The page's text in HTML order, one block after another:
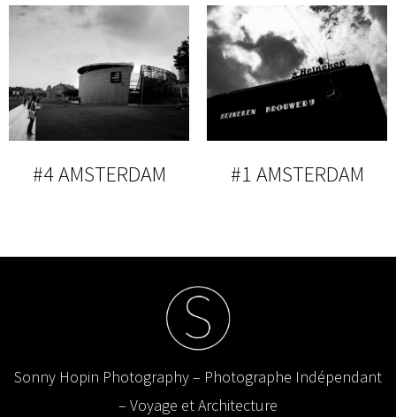
#4 AMSTERDAM #1 AMSTERDAM
Sonny Hopin Photography – Photographe Indépendant
– Voyage et Architecture